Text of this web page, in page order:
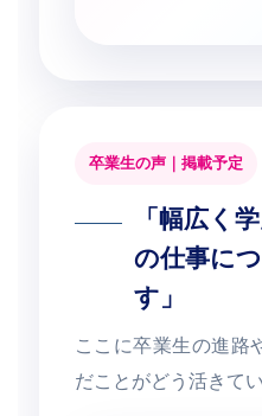
卒業生の声｜掲載予定
「幅広く
の仕事に
す」
ここに卒業生の進路
だことがどう活きて